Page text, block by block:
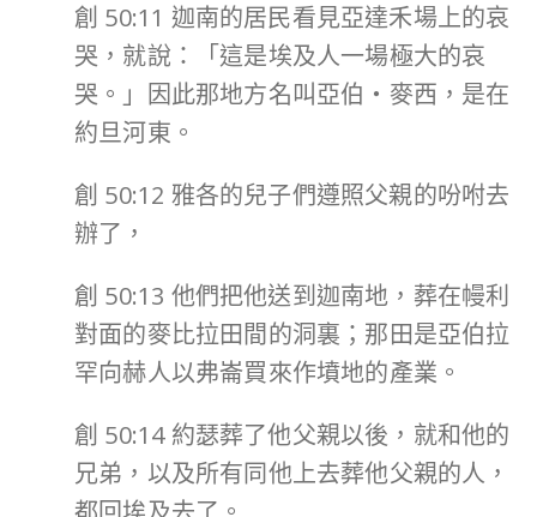
創 50:11 迦南的居民看見亞達禾場上的哀
哭，就說：「這是埃及人一場極大的哀
哭。」因此那地方名叫亞伯‧麥西，是在
約旦河東。
創 50:12 雅各的兒子們遵照父親的吩咐去
辦了，
創 50:13 他們把他送到迦南地，葬在幔利
對面的麥比拉田間的洞裏；那田是亞伯拉
罕向赫人以弗崙買來作墳地的產業。
創 50:14 約瑟葬了他父親以後，就和他的
兄弟，以及所有同他上去葬他父親的人，